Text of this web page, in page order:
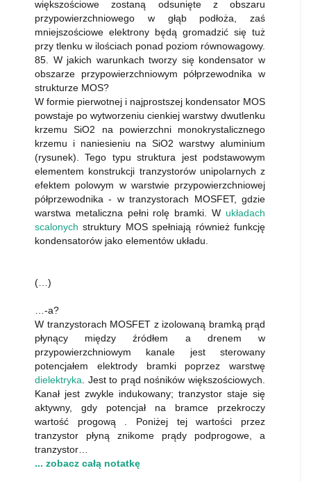
większościowe zostaną odsunięte z obszaru
przypowierzchniowego w głąb podłoża, zaś
mniejszościowe elektrony będą gromadzić się tuż
przy tlenku w ilościach ponad poziom równowagowy.
85. W jakich warunkach tworzy się kondensator w
obszarze przypowierzchniowym półprzewodnika w
strukturze MOS?
W formie pierwotnej i najprostszej kondensator MOS
powstaje po wytworzeniu cienkiej warstwy dwutlenku
krzemu SiO2 na powierzchni monokrystalicznego
krzemu i naniesieniu na SiO2 warstwy aluminium
(rysunek). Tego typu struktura jest podstawowym
elementem konstrukcji tranzystorów unipolarnych z
efektem polowym w warstwie przypowierzchniowej
półprzewodnika - w tranzystorach MOSFET, gdzie
warstwa metaliczna pełni rolę bramki. W układach
scalonych struktury MOS spełniają również funkcję
kondensatorów jako elementów układu.
(…)
…-a?
W tranzystorach MOSFET z izolowaną bramką prąd
płynący między źródłem a drenem w
przypowierzchniowym kanale jest sterowany
potencjałem elektrody bramki poprzez warstwę
dielektryka . Jest to prąd nośników większościowych.
Kanał jest zwykle indukowany; tranzystor staje się
aktywny, gdy potencjał na bramce przekroczy
wartość progową . Poniżej tej wartości przez
tranzystor płyną znikome prądy podprogowe, a
tranzystor…
... zobacz całą notatkę